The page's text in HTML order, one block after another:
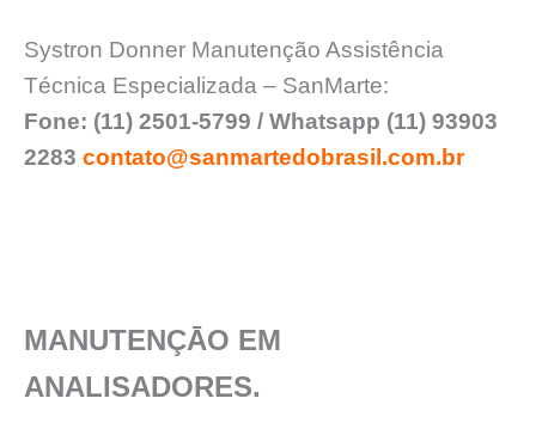
Systron Donner Manutenção Assistência
Técnica Especializada – SanMarte:
Fone: (11) 2501-5799 / Whatsapp (11) 93903
2283 contato@sanmartedobrasil.com.br
MANUTENÇĀO EM
ANALISADORES.